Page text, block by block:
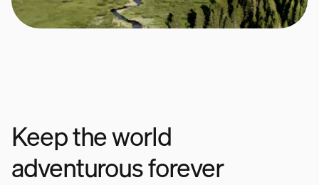
Keep the world
adventurous forever